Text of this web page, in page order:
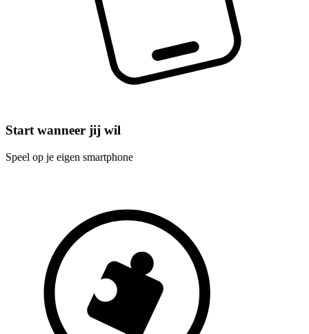
Start wanneer jij wil
Speel op je eigen smartphone